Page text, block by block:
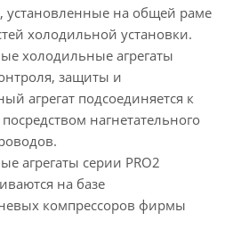
установленные на общей раме
холодильной установки.
холодильные агрегаты
защиты и
агрегат подсоединяется к
нагнетательного
агрегаты серии PRO2
на базе
компрессоров фирмы